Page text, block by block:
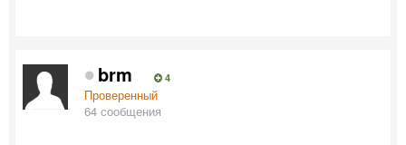
brm 4
Проверенный
64 сообщения